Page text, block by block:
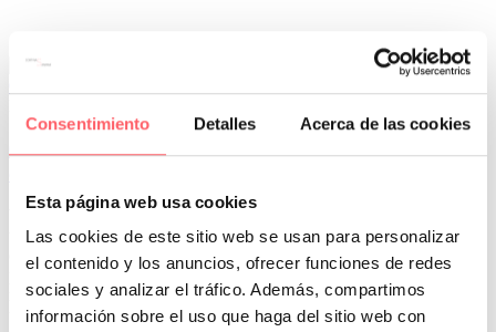
Consentimiento Detalles Acerca de las cookies
Esta página web usa cookies
Las cookies de este sitio web se usan para personalizar
el contenido y los anuncios, ofrecer funciones de redes
sociales y analizar el tráfico. Además, compartimos
información sobre el uso que haga del sitio web con
03 Jun:Cuando debes escoger un estor o una
Vestir la ventana o la puerta de tu cocina es imprescindible para
terminar la decoración de una de las zona que más utilizas de la
casa. Por ello te interesa seguir leyendo para tener en cuenta las
principales claves para una buena elección. Es el último toque a una
reforma o bien un aire nuevo y renovado que actualiza por si solo
unos muebles que tienen ya unos años.